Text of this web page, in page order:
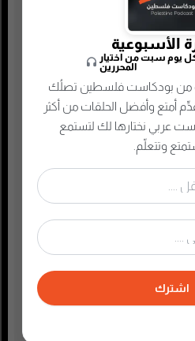
الأسبوعية
يوم سبت من اختيار
المحررين
من بودكاست فلسطين تصلُك
أمتع وأفضل الحلقات من أكثر
عربي نختارها لك لتستمع
وتتعلّم.
اشترك